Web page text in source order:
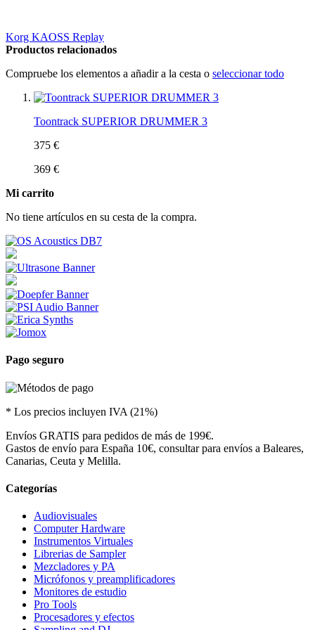
Korg KAOSS Replay
Productos relacionados
Compruebe los elementos a añadir a la cesta o seleccionar todo
Toontrack SUPERIOR DRUMMER 3
375 €
369 €
Mi carrito
No tiene artículos en su cesta de la compra.
Pago seguro
* Los precios incluyen IVA (21%)
Envíos GRATIS para pedidos de más de 199€.
Gastos de envío para España 10€, consultar para envíos a Baleares,
Canarias, Ceuta y Melilla.
Categorías
Audiovisuales
Computer Hardware
Instrumentos Virtuales
Librerias de Sampler
Mezcladores y PA
Micrófonos y preamplificadores
Monitores de estudio
Pro Tools
Procesadores y efectos